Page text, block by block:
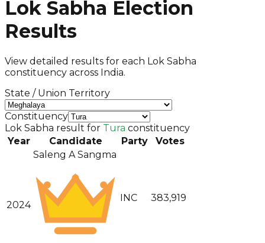
Lok Sabha Election
Results
View detailed results for each Lok Sabha
constituency across India.
State / Union Territory
Constituency
Lok Sabha result for Tura constituency
Year
Candidate Party Votes
2024
Saleng A Sangma
INC 383,919